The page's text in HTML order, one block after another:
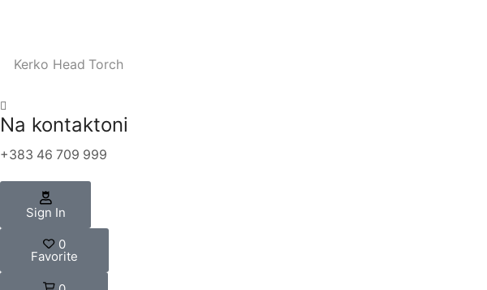
Kerko Head Torch
Na kontaktoni
+383 46 709 999
Sign In
0
Favorite